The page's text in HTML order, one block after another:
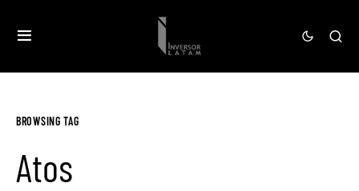
BROWSING TAG
Atos